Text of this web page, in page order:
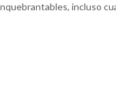
incluso